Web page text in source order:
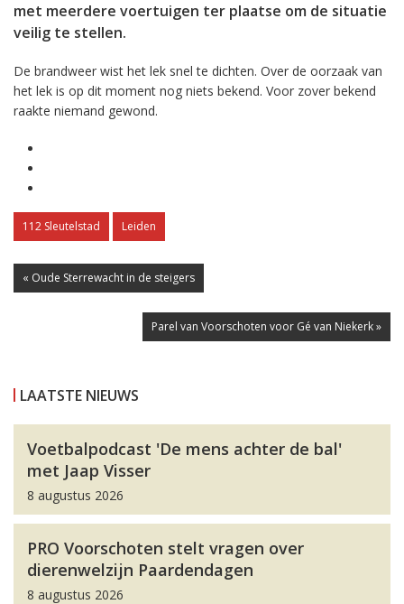
met meerdere voertuigen ter plaatse om de situatie
veilig te stellen.
De brandweer wist het lek snel te dichten. Over de oorzaak van
het lek is op dit moment nog niets bekend. Voor zover bekend
raakte niemand gewond.
112 Sleutelstad Leiden
« Oude Sterrewacht in de steigers
Parel van Voorschoten voor Gé van Niekerk »
LAATSTE NIEUWS
Voetbalpodcast 'De mens achter de bal'
met Jaap Visser
8 augustus 2026
PRO Voorschoten stelt vragen over
dierenwelzijn Paardendagen
8 augustus 2026